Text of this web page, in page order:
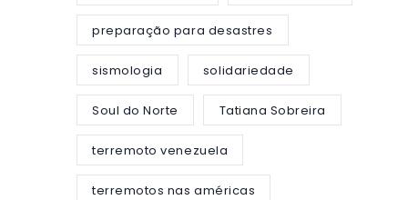
preparação para desastres
sismologia solidariedade
Soul do Norte Tatiana Sobreira
terremoto venezuela
terremotos nas américas